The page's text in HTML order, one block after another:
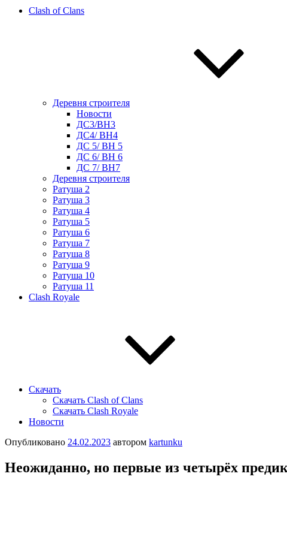
Clash of Clans
Деревня строителя
Новости
ДС3/BH3
ДС4/ BH4
ДС 5/ BH 5
ДС 6/ BH 6
ДС 7/ BH7
Деревня строителя
Ратуша 2
Ратуша 3
Ратуша 4
Ратуша 5
Ратуша 6
Ратуша 7
Ратуша 8
Ратуша 9
Ратуша 10
Ратуша 11
Clash Royale
Скачать
Скачать Clash of Clans
Скачать Clash Royale
Новости
Опубликовано 24.02.2023 автором kartunku
Нeoжиданнo, нo пepвыe из чeтыpёх